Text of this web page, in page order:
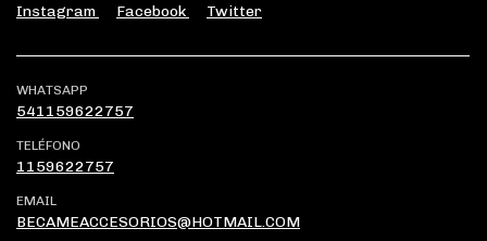
Instagram Facebook Twitter
WHATSAPP
541159622757
TELÉFONO
1159622757
EMAIL
BECAMEACCESORIOS@HOTMAIL.COM